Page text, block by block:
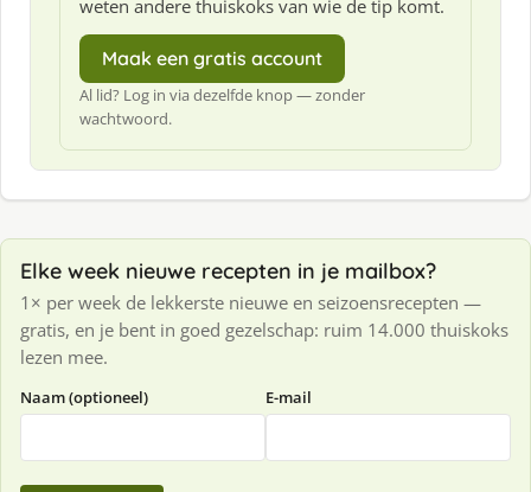
weten andere thuiskoks van wie de tip komt.
Maak een gratis account
Al lid? Log in via dezelfde knop — zonder
wachtwoord.
Elke week nieuwe recepten in je mailbox?
1× per week de lekkerste nieuwe en seizoensrecepten —
gratis, en je bent in goed gezelschap: ruim 14.000 thuiskoks
lezen mee.
Naam (optioneel) E-mail